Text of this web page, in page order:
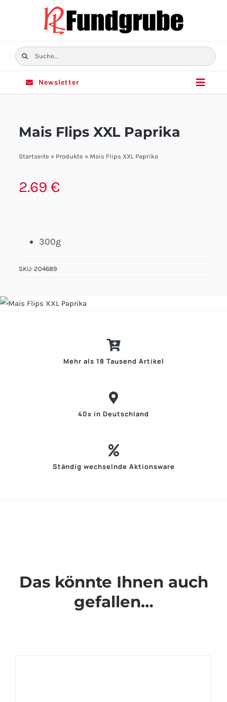
Suche
nach:
Toggle
Über uns
Newsletter
Mais Flips XXL Paprika
Startseite » Produkte » Mais Flips XXL Paprika
2.69€
300g
SKU:204689
Mehr als 18 Tausend Artikel
40x in Deutschland
Ständig wechselnde Aktionsware
Das könnte Ihnen auch
gefallen…